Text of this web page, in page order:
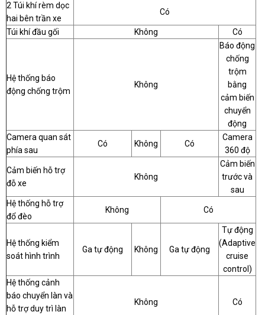
2 Túi khí rèm dọc
hai bên trần xe
Có
Túi khí đầu gối Không Có
Hệ thống báo
động chống trộm
Không
Báo động
chống
trộm
bằng
cảm biến
chuyển
động
Camera quan sát
phía sau
Có Không Có
Camera
360 độ
Cảm biến hỗ trợ
đỗ xe
Không
Cảm biến
trước và
sau
Hệ thống hỗ trợ
đổ đèo
Không Có
Hệ thống kiểm
soát hình trình
Ga tự động Không Ga tự động
Tự động
(Adaptive
cruise
control)
Hệ thống cảnh
báo chuyển làn và
hỗ trợ duy trì làn
Không Có